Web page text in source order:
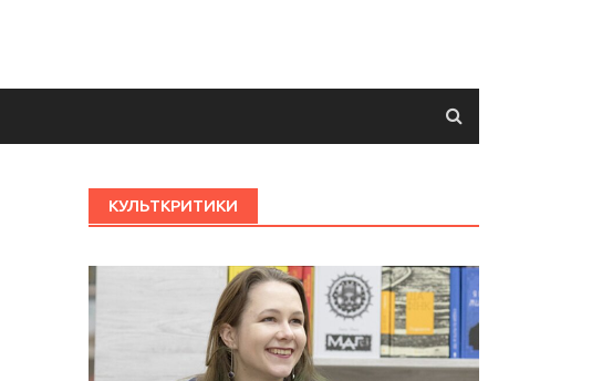
КУЛЬТКРИТИКИ